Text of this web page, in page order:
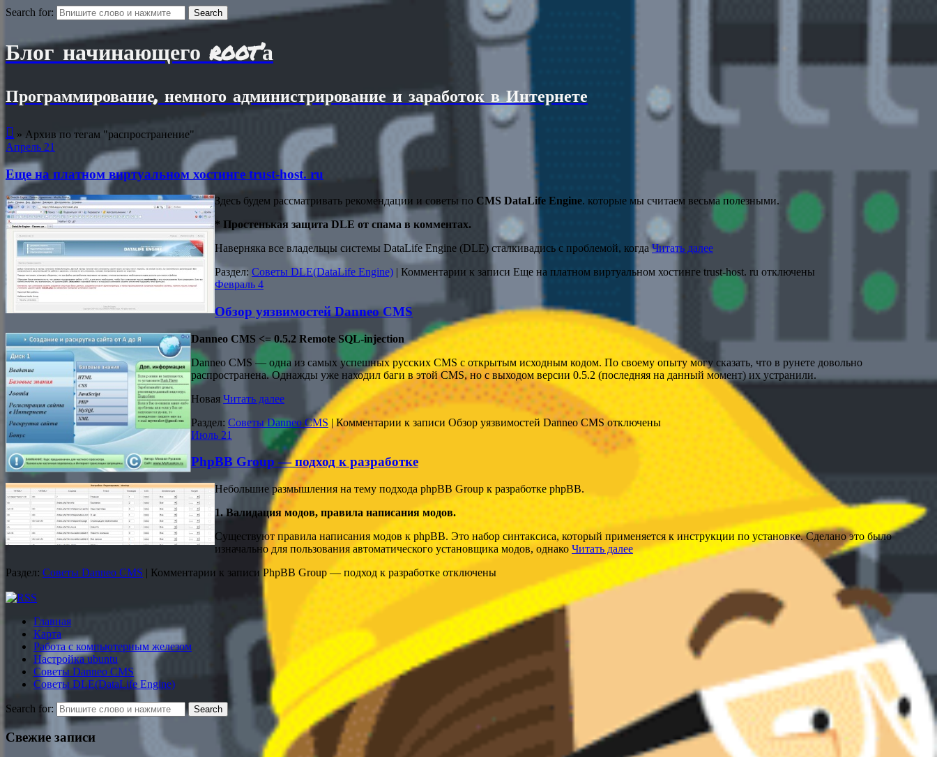
Search for:
Блог начинающего root’а
Программирование, немного администрирование и заработок в Интернете
 » Архив по тегам "распространение"
Апрель 21
Еще на платном виртуальном хостинге trust-host. ru
Здесь будем рассматривать рекомендации и советы по CMS DataLife Engine. которые мы считаем весьма полезными.
* Простенькая защита DLE от спама в комментах.
Наверняка все владельцы системы DataLife Engine (DLE) сталкивадись с проблемой, когдаЧитать далее
Раздел: Советы DLE(DataLife Engine) | Комментарии к записи Еще на платном виртуальном хостинге trust-host. ru отключены
Февраль 4
Обзор уязвимостей Danneo CMS
Danneo CMS <= 0.5.2 Remote SQL-injection
Danneo CMS — одна из самых успешных русских CMS с открытым исходным кодом. По своему опыту могу сказать, что в рунете довольно
распространена. Однажды уже находил баги в этой CMS, но с выходом версии 0.5.2 (последняя на данный момент) их устранили.
Новая Читать далее
Раздел: Советы Danneo CMS |Комментарии к записи Обзор уязвимостей Danneo CMSотключены
Июль 21
PhpBB Group — подход к разработке
Небольшие размышления на тему подхода phpBB Group к разработке phpBB.
1. Валидация модов, правила написания модов.
Существуют правила написания модов к phpBB. Это набор синтаксиса, который применяется к инструкции по установке. Сделано это было
изначально для пользования автоматического установщика модов, однако Читать далее
Раздел: Советы Danneo CMS | Комментарии к записи PhpBB Group — подход к разработке отключены
Главная
Карта
Работа с компьютерным железом
Настройка ubuntu
Советы Danneo CMS
Советы DLE(DataLife Engine)
Search for:
Свежие записи